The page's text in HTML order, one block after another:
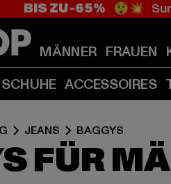
BIS ZU -65% 😲💥
MÄNNER FRAUEN
SCHUHE ACCESSOIRES
JEANS BAGGYS
FÜR